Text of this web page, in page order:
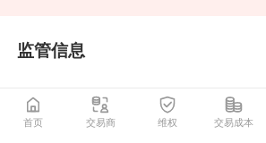
监管信息
首页 交易商 维权 交易成本